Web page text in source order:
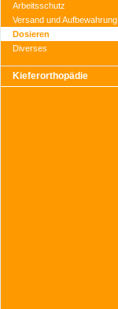
Arbeitsschutz
Versand und Aufbewahrung
Dosieren
Diverses
Kieferorthopädie